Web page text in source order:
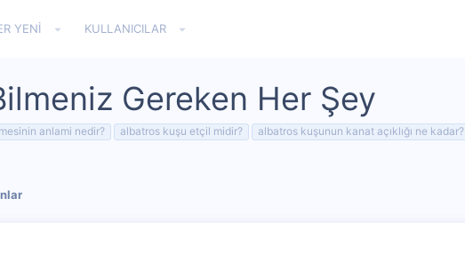
YENI KULLANICILAR
Gereken Her Şey
anlami nedir? albatros kuşu etçil midir? albatros kuşunun kanat açıklığı ne kadar?